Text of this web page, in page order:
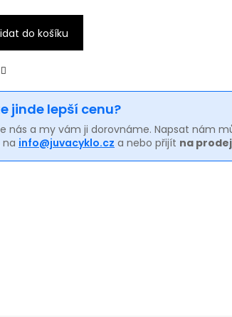
do košíku
jinde lepší cenu?
nás a my vám ji dorovnáme. Napsat nám
na info@juvacyklo.cz a nebo přijít na